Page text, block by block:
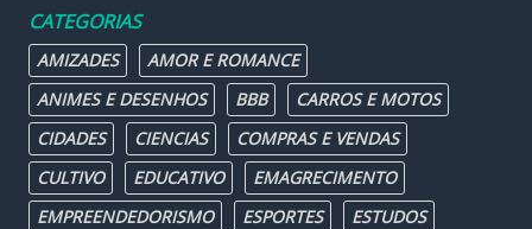
CATEGORIAS
AMIZADES
AMOR E ROMANCE
ANIMES E DESENHOS
BBB
CARROS E MOTOS
CIDADES
CIENCIAS
COMPRAS E VENDAS
CULTIVO
EDUCATIVO
EMAGRECIMENTO
EMPREENDEDORISMO
ESPORTES
ESTUDOS